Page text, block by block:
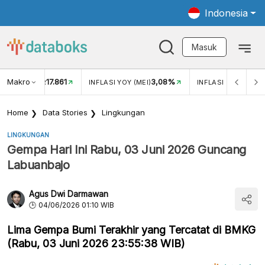
Indonesia
Masuk
MakroUSD/IDR17.861 INFLASI YOY (MEI)3,08% INFLASI MOM (MEI)
Home Data Stories Lingkungan
LINGKUNGAN
Gempa Hari Ini Rabu, 03 Juni 2026 Guncang
Labuanbajo
Agus Dwi Darmawan
04/06/2026 01:10 WIB
Lima Gempa Bumi Terakhir yang Tercatat di BMKG
(Rabu, 03 Juni 2026 23:55:38 WIB)